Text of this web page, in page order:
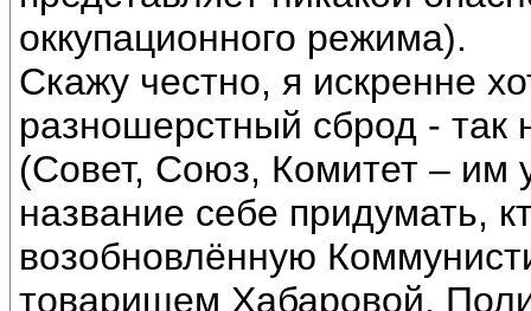
оккупационного режима).
Скажу честно, я искренне
разношерстный сброд -
(Совет, Союз, Комитет – им
название себе придумать,
возобновлённую
товарищем Хабаровой.